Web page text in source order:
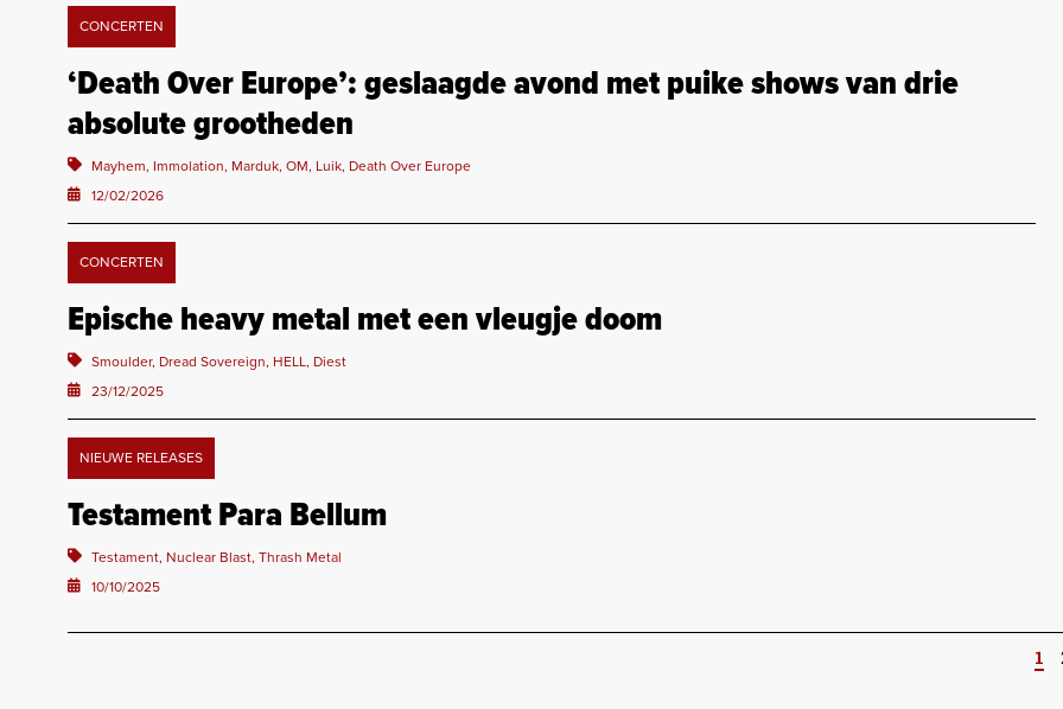
CONCERTEN
‘Death Over Europe’: geslaagde avond met puike shows van drie
absolute grootheden
Mayhem, Immolation, Marduk, OM, Luik, Death Over Europe
12/02/2026
CONCERTEN
Epische heavy metal met een vleugje doom
Smoulder, Dread Sovereign, HELL, Diest
23/12/2025
NIEUWE RELEASES
Testament Para Bellum
Testament, Nuclear Blast, Thrash Metal
10/10/2025
1